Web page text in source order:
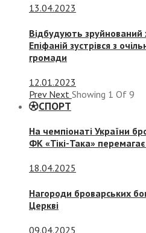
13.04.2023
Відбудують
Епіфаній зустрівся з
громади
12.01.2023
Prev Next Showing 1 Of 9
СПОРТ
На чемпіонаті України
ФК «Тікі-Така»
18.04.2025
Нагороди броварських
Церкві
09.04.2025